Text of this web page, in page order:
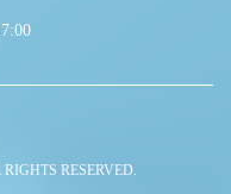
RESERVED.